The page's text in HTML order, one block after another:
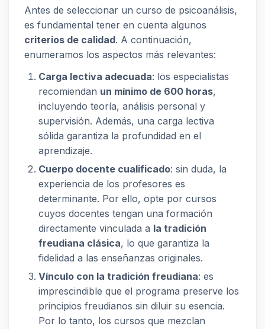
Antes de seleccionar un curso de psicoanálisis,
es fundamental tener en cuenta algunos
criterios de calidad. A continuación,
enumeramos los aspectos más relevantes:
Carga lectiva adecuada: los especialistas
recomiendan un mínimo de 600 horas,
incluyendo teoría, análisis personal y
supervisión. Además, una carga lectiva
sólida garantiza la profundidad en el
aprendizaje.
Cuerpo docente cualificado: sin duda, la
experiencia de los profesores es
determinante. Por ello, opte por cursos
cuyos docentes tengan una formación
directamente vinculada a la tradición
freudiana clásica, lo que garantiza la
fidelidad a las enseñanzas originales.
Vínculo con la tradición freudiana: es
imprescindible que el programa preserve los
principios freudianos sin diluir su esencia.
Por lo tanto, los cursos que mezclan